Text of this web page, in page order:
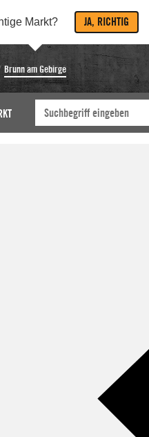
Markt? JA, RICHTIG
Brunn am Gebirge